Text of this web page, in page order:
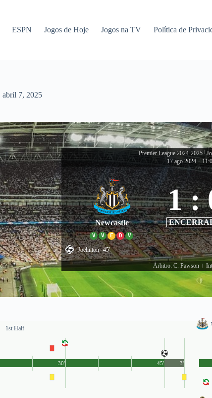
ESPN Jogos de Hoje Jogos na TV Política de
abril 7, 2025
Premier League 2024-2025
17 ago 2024 -
Newcastle
V V E D V
1 :
Joelinton 45'
Árbitro: C. Pawson
1st Half
45'
30' 3'